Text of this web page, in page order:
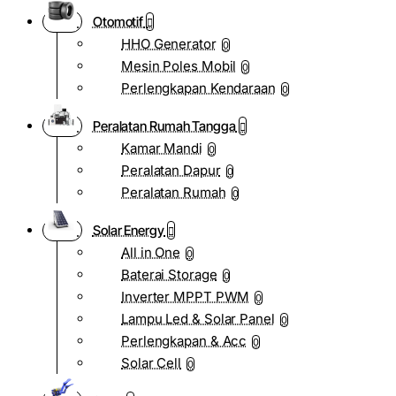
Otomotif
HHO Generator 0
Mesin Poles Mobil 0
Perlengkapan Kendaraan 0
Peralatan Rumah Tangga
Kamar Mandi 0
Peralatan Dapur 0
Peralatan Rumah 0
Solar Energy
All in One 0
Baterai Storage 0
Inverter MPPT PWM 0
Lampu Led & Solar Panel 0
Perlengkapan & Acc 0
Solar Cell 0